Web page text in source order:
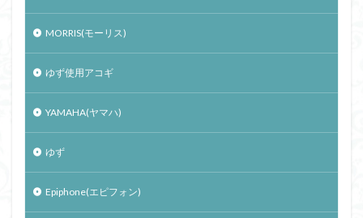
MORRIS(モーリス)
ゆず使用アコギ
YAMAHA(ヤマハ)
ゆず
Epiphone(エピフォン)